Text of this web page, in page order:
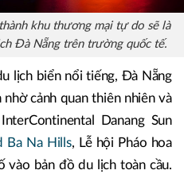
khu thương mại tự do sẽ là
Đà Nẵng trên trường quốc tế.
lịch biển nổi tiếng, Đà Nẵng
cảnh quan thiên nhiên và
Danang Sun
Ba Na Hills, Lễ hội Pháo hoa
vào bản đồ du lịch toàn cầu.